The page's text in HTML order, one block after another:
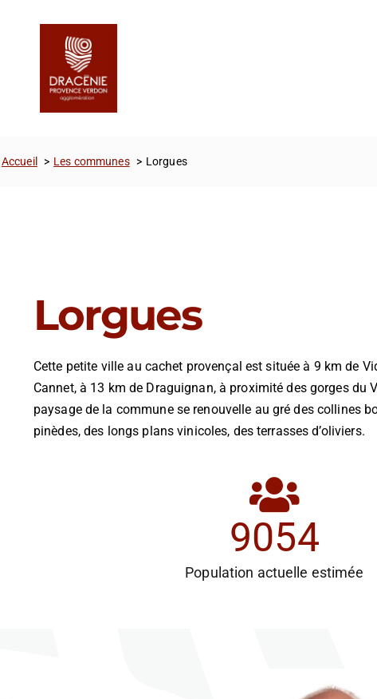
Accueil Les communes Lorgues
Lorgues
Cette petite ville au cachet provençal est située à 9 km de
Cannet, à 13 km de Draguignan, à proximité des gorges du
paysage de la commune se renouvelle au gré des collines
pinèdes, des longs plans vinicoles, des terrasses d’oliviers.
9054
Population actuelle estimée